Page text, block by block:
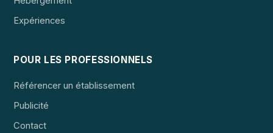
Expériences
POUR LES PROFESSIONNELS
Référencer un établissement
Publicité
Contact